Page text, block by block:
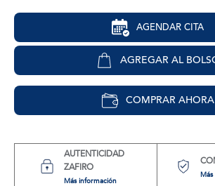
AGENDAR CITA
AGREGAR AL
COMPRAR AHORA
AUTENTICIDAD
ZAFIRO
Más información